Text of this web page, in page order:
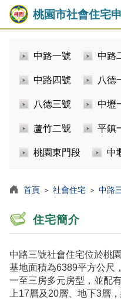
桃園市社會住宅
中路一號 中路
中路四號 八德
八德三號 中壢
蘆竹二號 平鎮
桃園東門段 中
首頁 ＞ 社會住宅 ＞ 中路
住宅簡介
中路三號社會住宅位於桃
基地面積為6389平方公尺
一至三房多元房型，並配
上17層及20層、地下3層